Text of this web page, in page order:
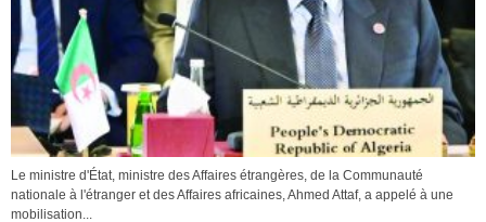
Le ministre d'État, ministre des Affaires étrangères, de la Communauté
nationale à l'étranger et des Affaires africaines, Ahmed Attaf, a appelé à une
mobilisation...